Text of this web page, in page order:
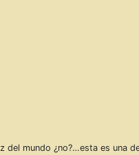
mundo ¿no?…esta es una